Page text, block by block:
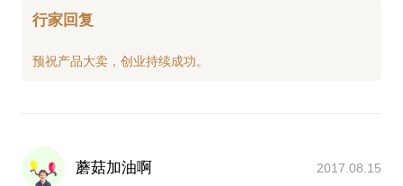
行家回复
蘑菇加油啊 2017.08.15